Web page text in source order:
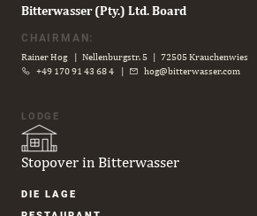
Bitterwasser (Pty.) Ltd. Board
CHAIRMAN:
Rainer Hog | Nellenburgstr. 5 | 72505 Krauchenwies
+49 170 91 43 68 4 | hog@bitterwasser.com
LODGE
Stopover in Bitterwasser
Navigation
DIE LAGE